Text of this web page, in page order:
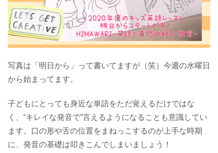
写真は「明日から」って書いてますが（笑）今週の水曜日
から始まってます。
子どもにとっても身近な単語をただ覚えるだけではな
く、“キレイな発音で”言えるようになることも意識してい
ます。口の形や舌の位置をまねっこするのが上手な時期
に、発音の基礎は叩きこんでしまいましょう！